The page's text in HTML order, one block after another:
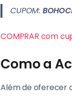
CUPOM:
COMPRAR com
Como a
Além de oferecer